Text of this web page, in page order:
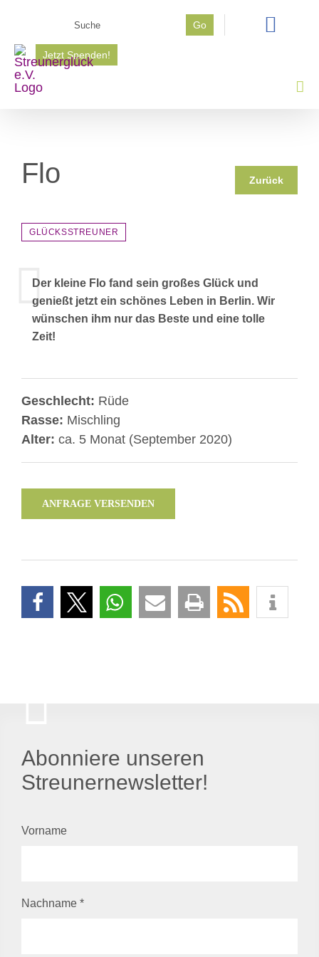
springen
Go
Jetzt Spenden!
Flo Zurück
GLÜCKSSTREUNER
Der kleine Flo fand sein großes Glück und
genießt jetzt ein schönes Leben in Berlin. Wir
wünschen ihm nur das Beste und eine tolle
Zeit!
Geschlecht: Rüde
Rasse: Mischling
Alter: ca. 5 Monat (September 2020)
ANFRAGE VERSENDEN
Abonniere unseren
Streunernewsletter!
Vorname
Nachname *